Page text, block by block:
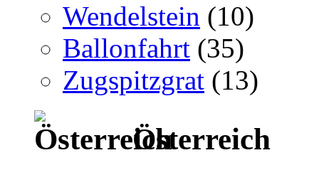
Wendelstein (10)
Ballonfahrt (35)
Zugspitzgrat (13)
Österreich